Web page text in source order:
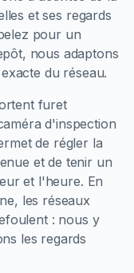
et ses regards
pour un
nous adaptons
du réseau.
furet
d'inspection
de régler la
et de tenir un
et l'heure. En
les réseaux
: nous y
les regards